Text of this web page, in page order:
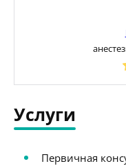
Услуги
Первичная